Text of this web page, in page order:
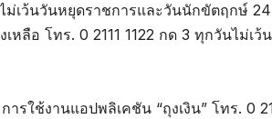
ม่เว้นวันหยุดราชการและวันนักขัตฤกษ์
เหลือ โทร. 0 2111 1122 กด 3 ทุกวันไม่
ารใช้งานแอปพลิเคชัน “ถุงเงิน” โทร. 0